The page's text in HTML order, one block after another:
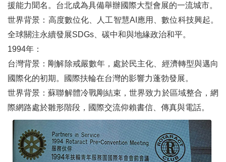
援能力聞名。台北成為具備舉辦國際大型會展的一流城市。
世界背景：高度數位化、人工智慧AI應用、數位科技興起。
全球關注永續發展SDGs、碳中和與地緣政治和平。
1994年：
台灣背景：剛解除戒嚴數年，處於民主化、經濟轉型與邁向
國際化的初期。國際扶輪在台灣的影響力蓬勃發展。
世界背景：蘇聯解體冷戰剛結束，世界致力於區域整合，網
際網路處於雛形階段，國際交流仰賴書信、傳真與電話。